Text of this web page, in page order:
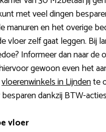
met veel dingen
en het overige
vloer zelf gaat leggen. Bij
Informeer dan naar
gewoon even het
vloerenwinkels in Lijndente
dankzij BTW-
vloer